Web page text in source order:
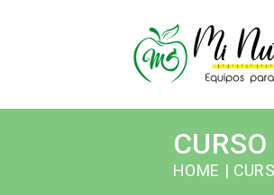
CURSO
HOME |